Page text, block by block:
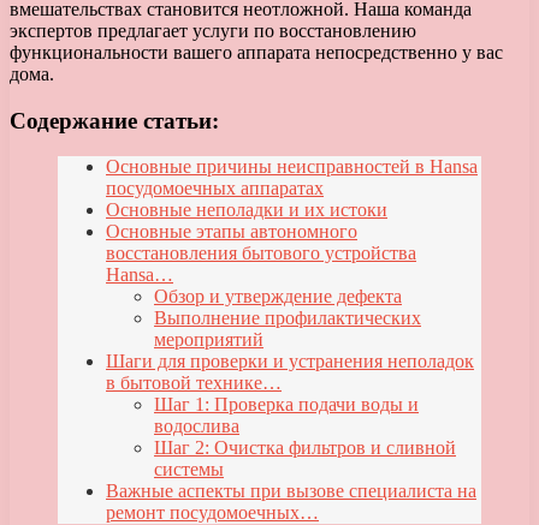
вмешательствах становится неотложной. Наша команда
экспертов предлагает услуги по восстановлению
функциональности вашего аппарата непосредственно у вас
дома.
Содержание статьи:
Основные причины неисправностей в Hansa
посудомоечных аппаратах
Основные неполадки и их истоки
Основные этапы автономного
восстановления бытового устройства
Hansa…
Обзор и утверждение дефекта
Выполнение профилактических
мероприятий
Шаги для проверки и устранения неполадок
в бытовой технике…
Шаг 1: Проверка подачи воды и
водослива
Шаг 2: Очистка фильтров и сливной
системы
Важные аспекты при вызове специалиста на
ремонт посудомоечных…